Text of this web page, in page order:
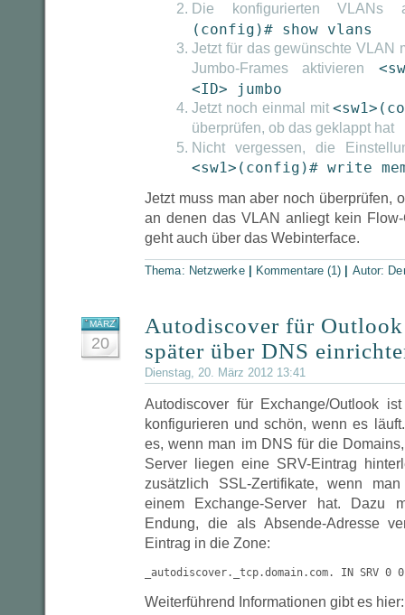
Die konfigurierten
(config)# show vlans
Jetzt für das gewünschte VLAN
Jumbo-Frames aktivieren
<ID> jumbo
Jetzt noch einmal mit
überprüfen, ob das geklappt hat
Nicht vergessen, die
<sw1>(config)# write
Jetzt muss man aber noch überprüfen,
an denen das VLAN anliegt kein
geht auch über das Webinterface.
Thema: Netzwerke Kommentare (1) Autor:
MÄRZ
20
Autodiscover für
später über DNS
Dienstag, 20. März 2012 13:41
Autodiscover für Exchange/Outlook
konfigurieren und schön, wenn es
es, wenn man im DNS für die
Server liegen eine SRV-Eintrag
zusätzlich SSL-Zertifikate, wenn
einem Exchange-Server hat. Dazu
Endung, die als Absende-Adresse
Eintrag in die Zone:
_autodiscover._tcp.domain.com. IN SRV 0
Weiterführend Informationen gibt es hier: